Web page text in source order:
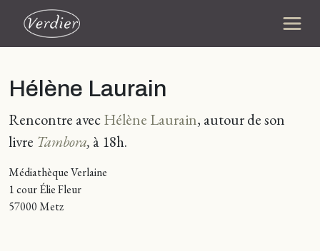
Hélène Laurain
Rencontre avecHélène Laurain, autour de son
livre Tambora, à 18h.
Médiathèque Verlaine
1 cour Élie Fleur
57000 Metz